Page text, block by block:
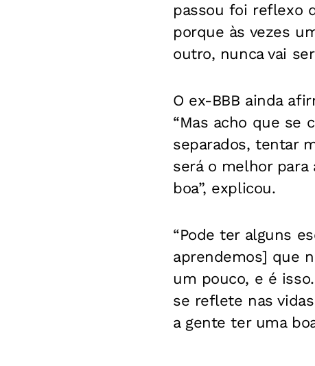
passou foi reflexo
porque às vezes
outro, nunca vai ser
O ex-BBB ainda
“Mas acho que se
separados, tentar
será o melhor
boa”, explicou.
“Pode ter alguns
aprendemos] que
um pouco, e é
se reflete nas
a gente ter uma